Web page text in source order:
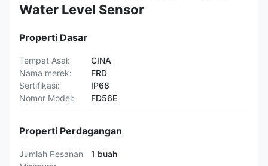
Water Level Sensor
Properti Dasar
Tempat Asal:
CINA
Nama merek:
FRD
Sertifikasi:
IP68
Nomor Model:
FD56E
Properti Perdagangan
Jumlah Pesanan
1 buah